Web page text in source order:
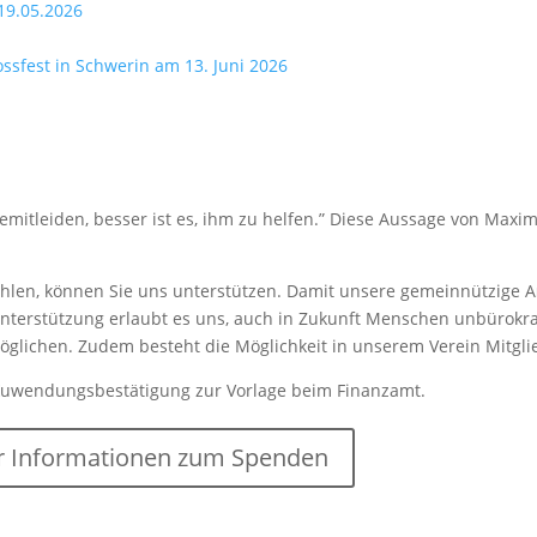
in Schwerin am 13. Juni 2026
besser ist es, ihm zu helfen.” Diese Aussage von
können Sie uns unterstützen. Damit unsere gemeinnützige
erlaubt es uns, auch in Zukunft Menschen
Zudem besteht die Möglichkeit in unserem Verein
zur Vorlage beim Finanzamt.
Informationen zum Spenden